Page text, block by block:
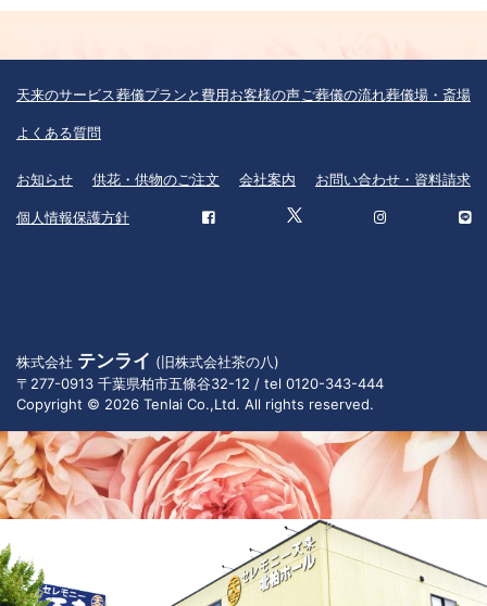
天来のサービス葬儀プランと費用お客様の声 ご葬儀の流れ葬儀場・斎場
よくある質問
お知らせ 供花・供物のご注文 会社案内 お問い合わせ・資料請求
個人情報保護方針
株式会社 テンライ (旧株式会社茶の八)
〒277-0913 千葉県柏市五條谷32-12 / tel 0120-343-444
Copyright © 2026 Tenlai Co.,Ltd. All rights reserved.